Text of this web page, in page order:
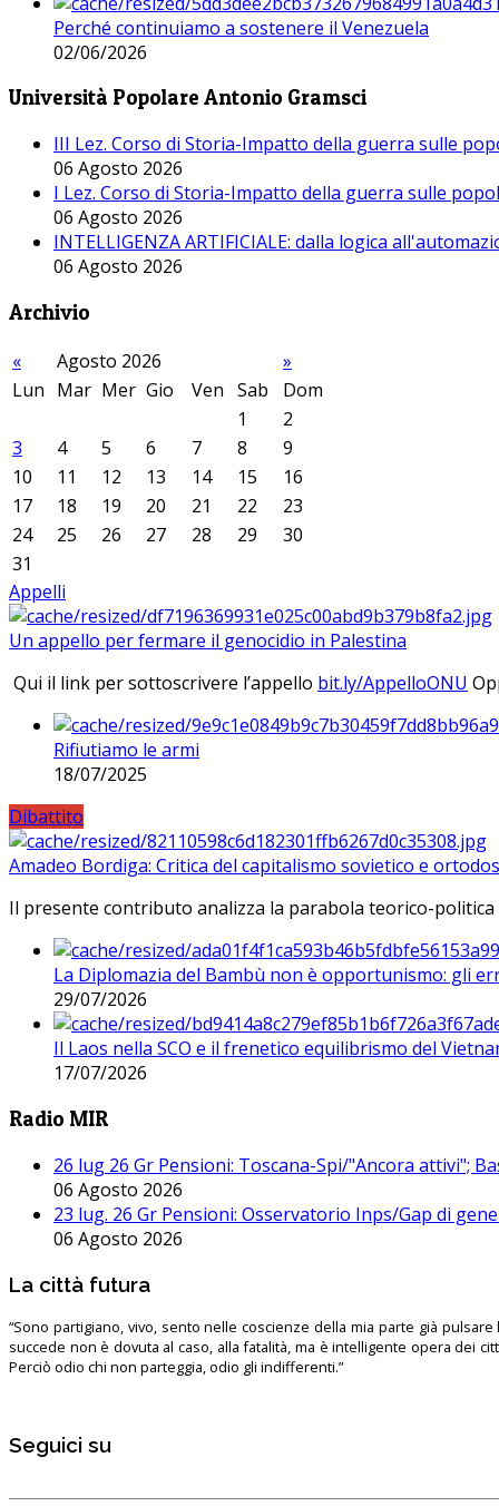
Perché continuiamo a sostenere il Venezuela
02/06/2026
Università Popolare Antonio Gramsci
III Lez. Corso di Storia-Impatto della guerra sulle
06 Agosto 2026
I Lez. Corso di Storia-Impatto della guerra sulle
06 Agosto 2026
INTELLIGENZA ARTIFICIALE: dalla logica
06 Agosto 2026
Archivio
« Agosto 2026
»
Lun Mar Mer Gio Ven Sab
Dom
1
2
3
4 5 6 7 8
9
10
11 12 13 14 15
16
17
18 19 20 21 22
23
24
25 26 27 28 29
30
31
Appelli
Un appello per fermare il genocidio in Palestina
Qui il link per sottoscrivere l’appello bit.ly/AppelloONU
Rifiutiamo le armi
18/07/2025
Dibattito
Amadeo Bordiga: Critica del capitalismo sovietico e
Il presente contributo analizza la parabola teorico-
La Diplomazia del Bambù non è opportunismo: gli
29/07/2026
Il Laos nella SCO e il frenetico equilibrismo del
17/07/2026
Radio MIR
26 lug 26 Gr Pensioni: Toscana-Spi/"Ancora attivi";
06 Agosto 2026
23 lug. 26 Gr Pensioni: Osservatorio Inps/Gap di
06 Agosto 2026
La città futura
“Sono partigiano, vivo, sento nelle coscienze della mia parte già pulsare
succede non è dovuta al caso, alla fatalità, ma è intelligente opera dei
Perciò odio chi non parteggia, odio gli indifferenti.”
Seguici su